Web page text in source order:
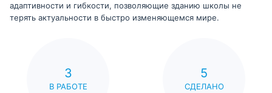
адаптивности и гибкости, позволяющие зданию школы не
терять актуальности в быстро изменяющемся мире.
3
В РАБОТЕ
5
СДЕЛАНО